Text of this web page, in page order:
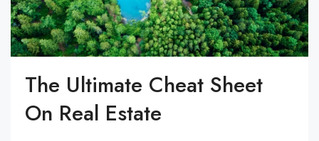
The Ultimate Cheat Sheet
On Real Estate